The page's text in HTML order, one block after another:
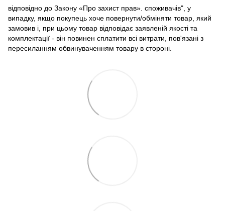
відповідно до Закону «Про захист прав». споживачів", у
випадку, якщо покупець хоче повернути/обміняти товар, який
замовив і, при цьому товар відповідає заявленій якості та
комплектації - він повинен сплатити всі витрати, пов'язані з
пересиланням обвинуваченням товару в стороні.